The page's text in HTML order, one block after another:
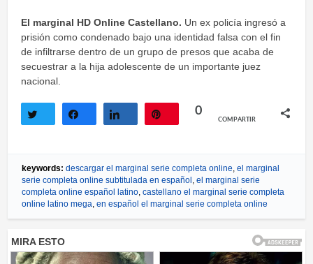
El marginal HD Online Castellano. Un ex policía ingresó a
prisión como condenado bajo una identidad falsa con el fin
de infiltrarse dentro de un grupo de presos que acaba de
secuestrar a la hija adolescente de un importante juez
nacional.
0
COMPARTIR
keywords: descargar el marginal serie completa online, el marginal
serie completa online subtitulada en español , el marginal serie
completa online español latino, castellano el marginal serie completa
online latino mega, en español el marginal serie completa online